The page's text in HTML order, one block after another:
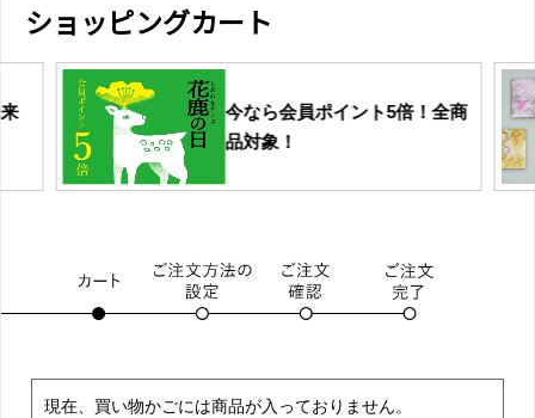
ショッピングカート
今なら会員ポイント5倍！全商
品対象！
現在、買い物かごには商品が入っておりません。